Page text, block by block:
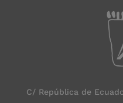
C/ República de